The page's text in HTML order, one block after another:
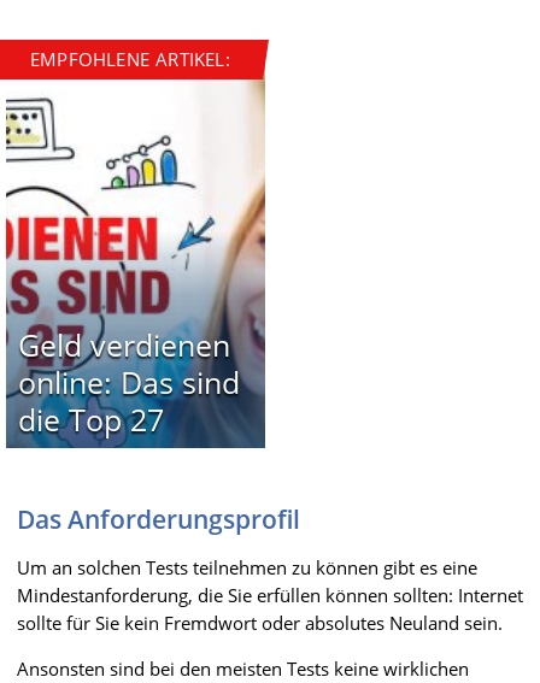
EMPFOHLENE ARTIKEL:
Geld verdienen
online: Das sind
die Top 27
Das Anforderungsprofil
Um an solchen Tests teilnehmen zu können gibt es eine
Mindestanforderung, die Sie erfüllen können sollten: Internet
sollte für Sie kein Fremdwort oder absolutes Neuland sein.
Ansonsten sind bei den meisten Tests keine wirklichen